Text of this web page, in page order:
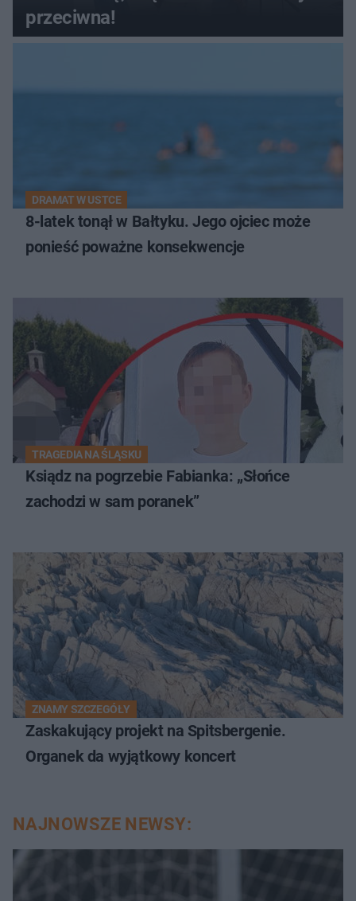
przeciwna!
DRAMAT W USTCE
8-latek tonął w Bałtyku. Jego ojciec może
ponieść poważne konsekwencje
TRAGEDIA NA ŚLĄSKU
Ksiądz na pogrzebie Fabianka: „Słońce
zachodzi w sam poranek”
ZNAMY SZCZEGÓŁY
Zaskakujący projekt na Spitsbergenie.
Organek da wyjątkowy koncert
NAJNOWSZE NEWSY: